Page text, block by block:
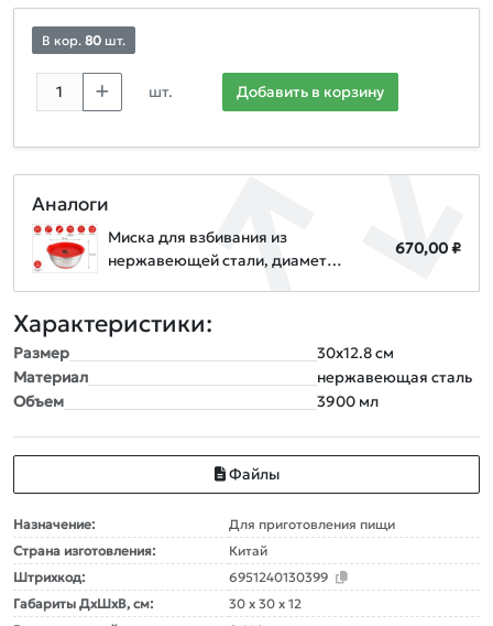
В кор. 80 шт.
шт. Добавить в корзину
Аналоги
Миска для взбивания из
нержавеющей стали, диаметр
670,00 ₽
Характеристики:
Размер
30х12.8 см
Материал
нержавеющая сталь
Объем
3900 мл
Файлы
Назначение:
Для приготовления пищи
Страна изготовления:
Китай
Штрихкод:
6951240130399
Габариты ДxШxВ, см:
30 x 30 x 12